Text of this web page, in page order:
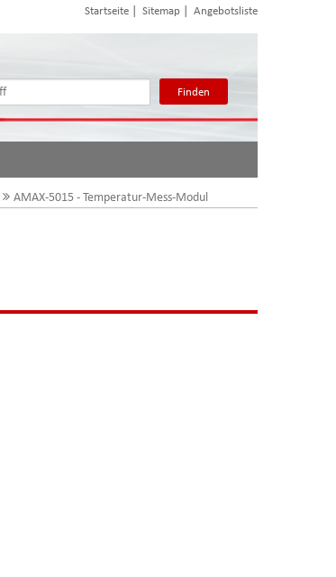
Startseite Sitemap Angebotsliste
Finden
AMAX-5015 - Temperatur-Mess-Modul